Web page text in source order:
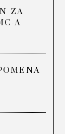
ZA
A